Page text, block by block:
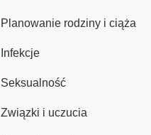
Planowanie rodziny i ciąża
Infekcje
Seksualność
Związki i uczucia